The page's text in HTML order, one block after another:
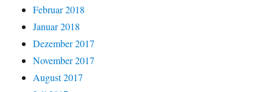
Februar 2018
Januar 2018
Dezember 2017
November 2017
August 2017